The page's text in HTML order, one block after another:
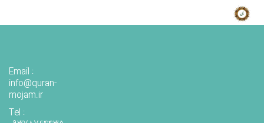
Email :
info@quran-
mojam.ir
Tel :